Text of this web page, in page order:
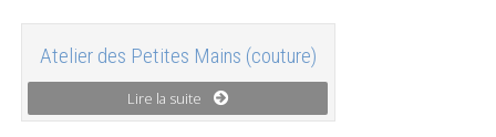
Atelier des Petites Mains (couture)
Lire la suite